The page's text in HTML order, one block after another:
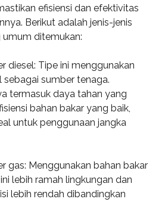
efisiensi dan efektivitas
Berikut adalah jenis-jenis
ditemukan:
diesel: Tipe ini menggunakan
sebagai sumber tenaga.
termasuk daya tahan yang
bahan bakar yang baik,
untuk penggunaan jangka
gas: Menggunakan bahan bakar
lebih ramah lingkungan dan
lebih rendah dibandingkan